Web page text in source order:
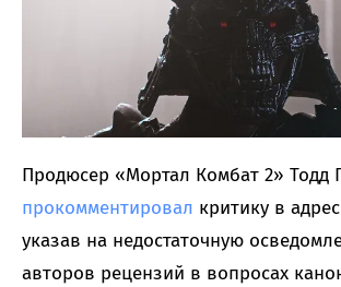
Продюсер «Мортал Комбат 2» Тодд
прокомментировал критику в
указав на недостаточную
авторов рецензий в вопросах